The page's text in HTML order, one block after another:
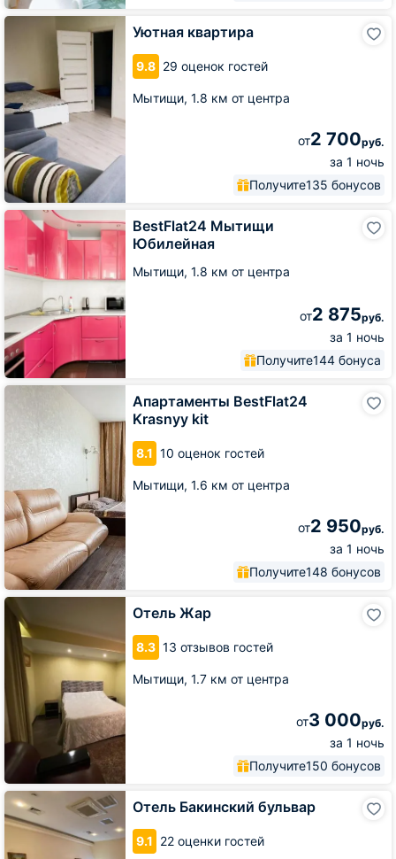
Уютная квартира
9.8 29 оценок гостей
Мытищи, 1.8 км от центра
от2 700руб.
за 1 ночь
Получите135 бонусов
Уютная
BestFlat24 Мытищи
Юбилейная
Мытищи, 1.8 км от центра
от2 875руб.
за 1 ночь
Получите144 бонуса
BestFlat24
Мытищи
Юбилейная
Апартаменты BestFlat24
Krasnyy kit
8.1 10 оценок гостей
Мытищи, 1.6 км от центра
от2 950руб.
за 1 ночь
Получите148 бонусов
Апартаменты
Krasnyy
Отель Жар
8.3 13 отзывов гостей
Мытищи, 1.7 км от центра
от3 000руб.
за 1 ночь
Получите150 бонусов
Отель
Жар
Отель Бакинский бульвар
9.1 22 оценки гостей
Отель
Бакинский
бульвар